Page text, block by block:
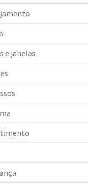
e janelas